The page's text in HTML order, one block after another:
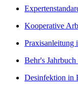
Kooperative
Praxisanleitung
Behr's
Desinfektion in